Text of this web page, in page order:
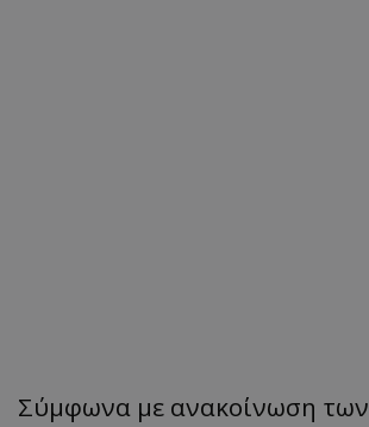
Σύμφωνα με ανακοίνωση των